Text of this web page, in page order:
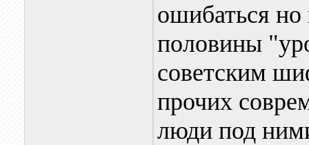
ошибаться но
половины
советским
прочих
люди под